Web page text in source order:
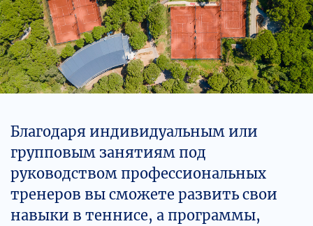
Благодаря индивидуальным или
групповым занятиям под
руководством профессиональных
тренеров вы сможете развить свои
навыки в теннисе, а программы,